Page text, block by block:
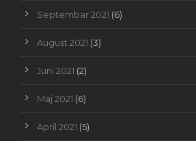
Septembar 2021 (6)
August 2021 (3)
Juni 2021 (2)
Maj 2021 (6)
April 2021 (5)